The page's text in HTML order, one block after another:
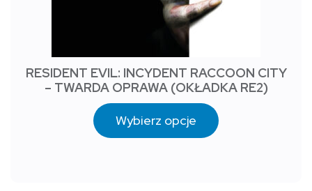
RESIDENT EVIL: INCYDENT RACCOON CITY
– TWARDA OPRAWA (OKŁADKA RE2)
Wybierz opcje